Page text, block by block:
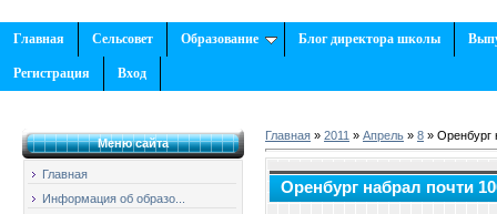
Главная Сельсовет Образование Блог директора школы
Регистрация Вход
Меню сайта
Главная
Информация об образо...
Главная » 2011 » Апрель » 8 » Оренбург
Оренбург набрал почти